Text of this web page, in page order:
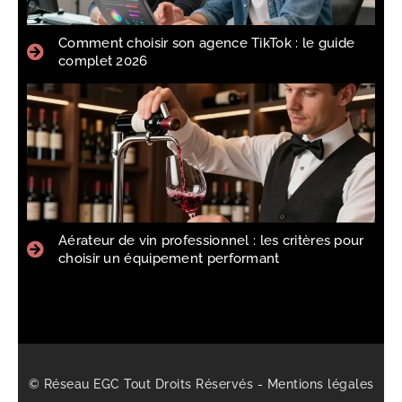
Comment choisir son agence TikTok : le guide
complet 2026
Aérateur de vin professionnel : les critères pour
choisir un équipement performant
© Réseau EGC Tout Droits Réservés - Mentions légales